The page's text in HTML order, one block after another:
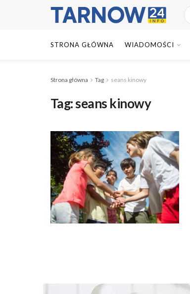
STRONA GŁÓWNA WIADOMOŚCI
Strona główna Tag seans kinowy
Tag:seans kinowy